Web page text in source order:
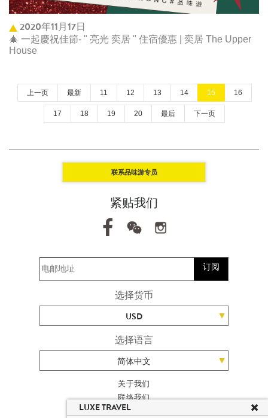
2020年11月17日
🎄 一起慶祝佳節- " 亮光 奕居 " 住宿優惠 | 奕居 The Upper
House
上一页 最新 11 12 13 14 15 16
17 18 19 20 最后 下一页
联系品味游专员
紧贴我们
订阅
选择货币
USD
选择语言
简体中文
关于我们
联络我们
加入我们
LUXE TRAVEL